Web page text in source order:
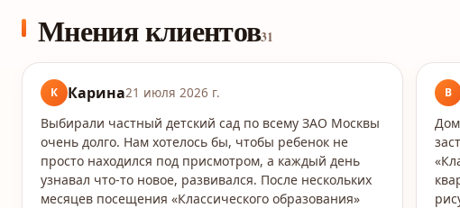
Мнения клиентов31
К Карина21 июля 2026 г.
Выбирали частный детский сад по всему ЗАО Москвы
очень долго. Нам хотелось бы, чтобы ребенок не
просто находился под присмотром, а каждый день
узнавал что-то новое, развивался. После нескольких
месяцев посещения «Классического образования»
В